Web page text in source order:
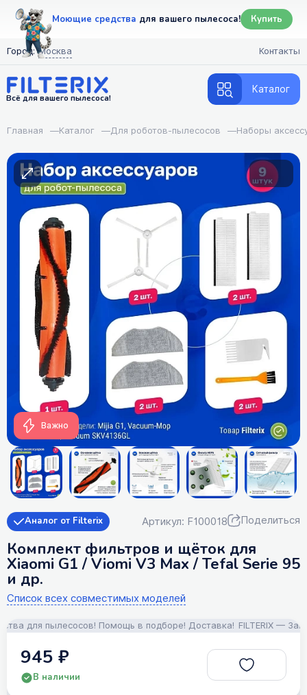
Моющие средства для вашего пылесоса! Купить
Город: Москва Контакты
Всё для вашего пылесоса!
Каталог
Главная —Каталог —Для роботов-пылесосов —Наборы
Важно
Аналог от Filterix Артикул: F100018 Поделиться
Комплект фильтров и щёток для
Xiaomi G1 / Viomi V3 Max / Tefal Serie 95
и др.
Список всех совместимых моделей
для пылесосов! Помощь в подборе! Доставка! FILTERIX —
945 ₽
В наличии